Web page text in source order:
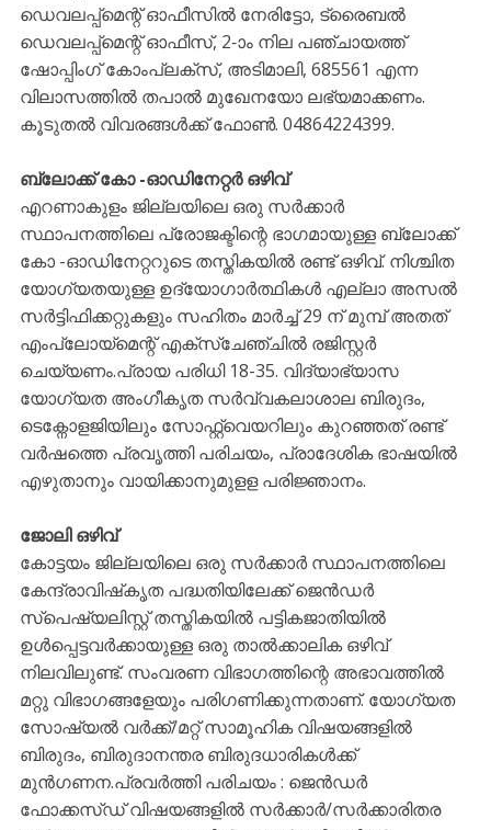
ഡെവലപ്പ്മെന്റ് ഓഫീസില്‍ നേരിട്ടോ, ട്രൈബല്‍
ഡെവലപ്പ്മെന്റ് ഓഫീസ്, 2-ാം നില പഞ്ചായത്ത്
ഷോപ്പിംഗ് കോംപ്ലക്സ്, അടിമാലി, 685561 എന്ന
വിലാസത്തില്‍ തപാല്‍ മുഖേനയോ ലഭ്യമാക്കണം.
കൂടുതല്‍ വിവരങ്ങള്‍ക്ക് ഫോണ്‍. 04864224399.
ബ്ലോക്ക് കോ -ഓഡിനേറ്റര്‍ ഒഴിവ്
എറണാകുളം ജില്ലയിലെ ഒരു സർക്കാർ
സ്ഥാപനത്തിലെ പ്രോജക്ടിന്റെ ഭാഗമായുള്ള ബ്ലോക്ക്
കോ -ഓഡിനേറ്ററുടെ തസ്തികയിൽ രണ്ട് ഒഴിവ്. നിശ്ചിത
യോഗ്യതയുള്ള ഉദ്യോഗാർത്ഥികൾ എല്ലാ അസൽ
സർട്ടിഫിക്കറ്റുകളും സഹിതം മാര്‍ച്ച് 29 ന് മുമ്പ് അതത്
എംപ്ലോയ്മെന്റ് എക്സ്ചേഞ്ചിൽ രജിസ്റ്റർ
ചെയ്യണം.പ്രായ പരിധി 18-35. വിദ്യാഭ്യാസ
യോഗ്യത അംഗീകൃത സർവ്വകലാശാല ബിരുദം,
ടെക്നോളജിയിലും സോഫ്റ്റ്‌വെയറിലും കുറഞ്ഞത് രണ്ട്
വർഷത്തെ പ്രവൃത്തി പരിചയം, പ്രാദേശിക ഭാഷയിൽ
എഴുതാനും വായിക്കാനുമുളള പരിജ്ഞാനം.
ജോലി ഒഴിവ്
കോട്ടയം ജില്ലയിലെ ഒരു സർക്കാർ സ്ഥാപനത്തിലെ
കേന്ദ്രാവിഷ്‌കൃത പദ്ധതിയിലേക്ക് ജെൻഡർ
സ്പെഷ്യലിസ്റ്റ് തസ്തികയിൽ പട്ടികജാതിയിൽ
ഉൾപ്പെട്ടവർക്കായുള്ള ഒരു താൽക്കാലിക ഒഴിവ്
നിലവിലുണ്ട്. സംവരണ വിഭാഗത്തിന്റെ അഭാവത്തിൽ
മറ്റു വിഭാഗങ്ങളേയും പരിഗണിക്കുന്നതാണ്. യോഗ്യത
സോഷ്യൽ വർക്ക്/മറ്റ് സാമൂഹിക വിഷയങ്ങളിൽ
ബിരുദം, ബിരുദാനന്തര ബിരുദധാരികൾക്ക്
മുൻഗണന.പ്രവർത്തി പരിചയം : ജെന്‍ഡര്‍
ഫോക്കസ്ഡ് വിഷയങ്ങളിൽ സർക്കാർ/സർക്കാരിതര